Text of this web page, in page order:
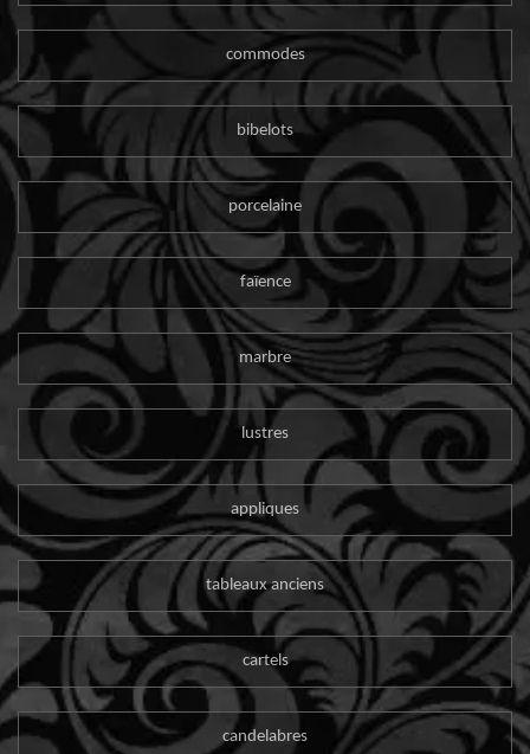
commodes
bibelots
porcelaine
faïence
marbre
lustres
appliques
tableaux anciens
cartels
candelabres